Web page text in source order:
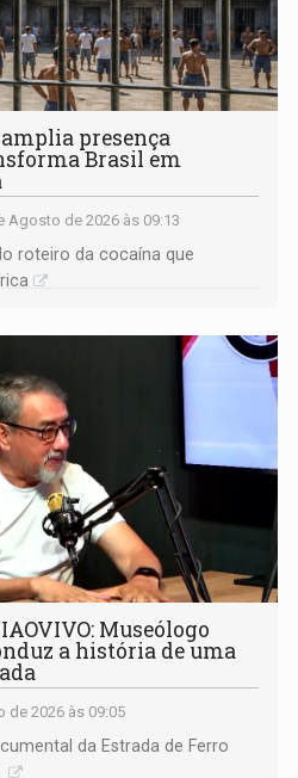
amplia presença
Brasil em
Agosto de 2026 às 09:13
roteiro da cocaína que
Museólogo
a história de uma
de 2026 às 09:05
da Estrada de Ferro